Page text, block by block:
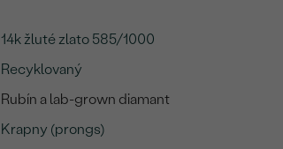
14k žluté zlato 585/1000
Recyklovaný
Rubín a lab-grown diamant
Krapny (prongs)